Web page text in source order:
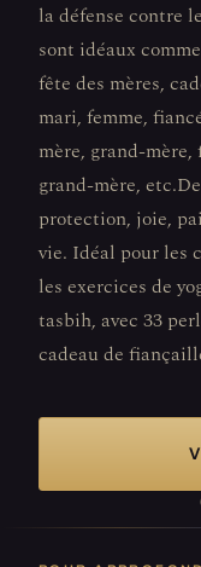
la défense contre
sont idéaux
fête des mères,
mari, femme,
mère, grand-
grand-mère,
protection, joie,
vie. Idéal pour les
les exercices de
tasbih, avec 33
cadeau de